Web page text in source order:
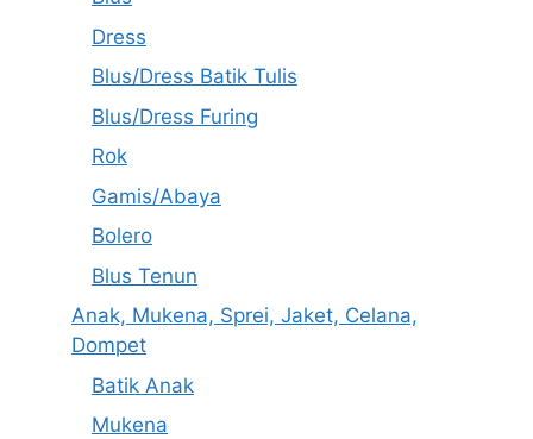
Dress
Blus/Dress Batik Tulis
Blus/Dress Furing
Rok
Gamis/Abaya
Bolero
Blus Tenun
Anak, Mukena, Sprei, Jaket, Celana,
Dompet
Batik Anak
Mukena